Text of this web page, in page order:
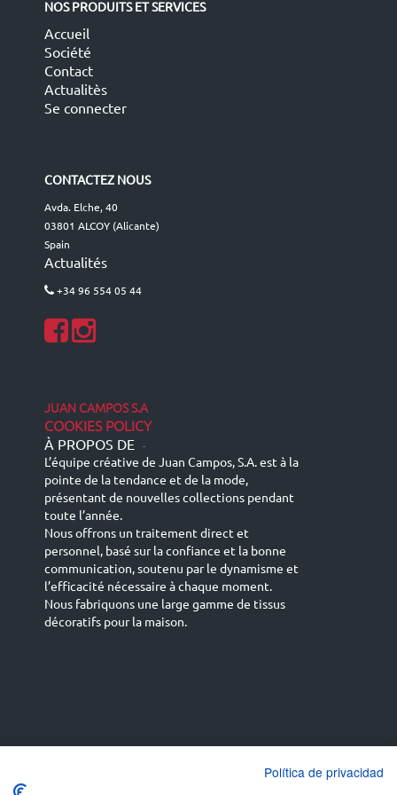
NOS PRODUITS ET SERVICES
Accueil
Société
Contact
Actualitès
Se connecter
CONTACTEZ NOUS
Avda. Elche, 40
03801 ALCOY (Alicante)
Spain
Actualités
+34 96 554 05 44
JUAN CAMPOS S.A
COOKIES POLICY
À PROPOS DE -
L’équipe créative de Juan Campos, S.A. est à la
pointe de la tendance et de la mode,
présentant de nouvelles collections pendant
toute l’année.
Nous offrons un traitement direct et
personnel, basé sur la confiance et la bonne
communication, soutenu par le dynamisme et
l’efficacité nécessaire à chaque moment.
Nous fabriquons une large gamme de tissus
décoratifs pour la maison.
English (UK)
Política de privacidad